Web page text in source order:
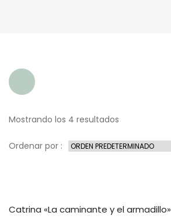
Mostrando los 4 resultados
Ordenar por :
Catrina «La caminante y el armadillo»